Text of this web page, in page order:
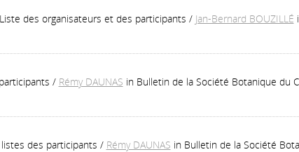
des organisateurs et des participants / Jan-Bernard BOUZILLÉ
/ Rémy DAUNAS in Bulletin de la Société Botanique du
des participants / Rémy DAUNAS in Bulletin de la Société